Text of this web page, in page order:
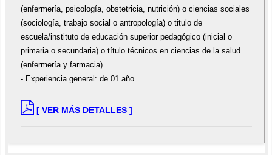
(enfermería, psicología, obstetricia, nutrición) o ciencias sociales
(sociología, trabajo social o antropología) o titulo de
escuela/instituto de educación superior pedagógico (inicial o
primaria o secundaria) o título técnicos en ciencias de la salud
(enfermería y farmacia).
- Experiencia general: de 01 año.
[ VER MÁS DETALLES ]